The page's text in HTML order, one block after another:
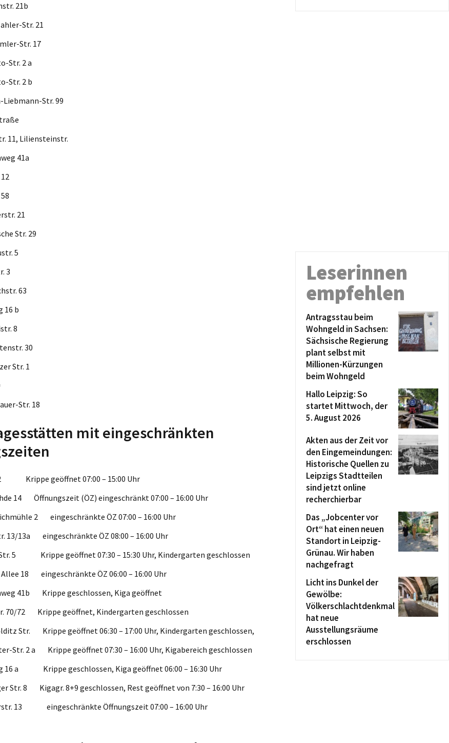
21b
Mahler-Str. 21
Beimler-Str. 17
Otto-Str. 2 a
Otto-Str. 2 b
Liebmann-Str. 99
11, Liliensteinstr.
41a
12
58
21
Str. 29
5
3
63
16 b
8
30
Str. 1
9
Str. 18
mit eingeschränkten
Krippe geöffnet 07:00 – 15:00 Uhr
14 Öffnungszeit (ÖZ) eingeschränkt 07:00 – 16:00 Uhr
2 eingeschränkte ÖZ 07:00 – 16:00 Uhr
13/13a eingeschränkte ÖZ 08:00 – 16:00 Uhr
5 Krippe geöffnet 07:30 – 15:30 Uhr, Kindergarten geschlossen
Allee 18 eingeschränkte ÖZ 06:00 – 16:00 Uhr
41b Krippe geschlossen, Kiga geöffnet
70/72 Krippe geöffnet, Kindergarten geschlossen
Str. Krippe geöffnet 06:30 – 17:00 Uhr, Kindergarten geschlossen,
Str. 2 a Krippe geöffnet 07:30 – 16:00 Uhr, Kigabereich geschlossen
16 a Krippe geschlossen, Kiga geöffnet 06:00 – 16:30 Uhr
Str. 8 Kigagr. 8+9 geschlossen, Rest geöffnet von 7:30 – 16:00 Uhr
13 eingeschränkte Öffnungszeit 07:00 – 16:00 Uhr
Leserinnen
empfehlen
Antragsstau beim
Wohngeld in Sachsen:
Sächsische Regierung
plant selbst mit
Millionen-Kürzungen
beim Wohngeld
Hallo Leipzig: So
startet Mittwoch, der
5. August 2026
Akten aus der Zeit vor
den Eingemeindungen:
Historische Quellen zu
Leipzigs Stadtteilen
sind jetzt online
recherchierbar
Das „Jobcenter vor
Ort“ hat einen neuen
Standort in Leipzig-
Grünau. Wir haben
nachgefragt
Licht ins Dunkel der
Gewölbe:
Völkerschlachtdenkmal
hat neue
Ausstellungsräume
erschlossen